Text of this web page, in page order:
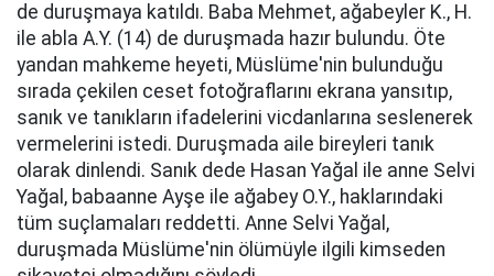
de duruşmaya katıldı. Baba Mehmet, ağabeyler K., H.
ile abla A.Y. (14) de duruşmada hazır bulundu. Öte
yandan mahkeme heyeti, Müslüme'nin bulunduğu
sırada çekilen ceset fotoğraflarını ekrana yansıtıp,
sanık ve tanıkların ifadelerini vicdanlarına seslenerek
vermelerini istedi. Duruşmada aile bireyleri tanık
olarak dinlendi. Sanık dede Hasan Yağal ile anne Selvi
Yağal, babaanne Ayşe ile ağabey O.Y., haklarındaki
tüm suçlamaları reddetti. Anne Selvi Yağal,
duruşmada Müslüme'nin ölümüyle ilgili kimseden